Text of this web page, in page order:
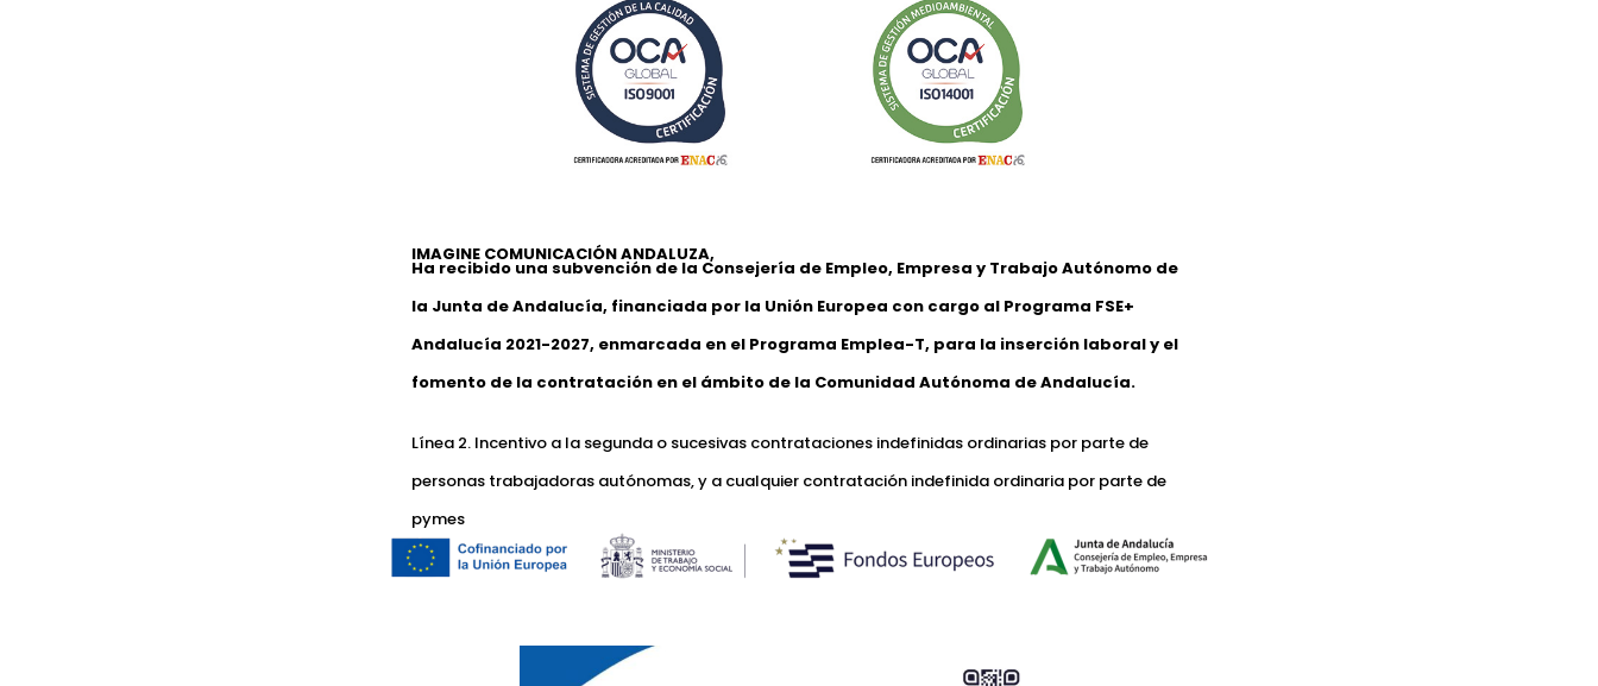
IMAGINE COMUNICACIÓN ANDALUZA,
Ha recibido una subvención de la Consejería de Empleo, Empresa y Trabajo Autónomo de
la Junta de Andalucía, financiada por la Unión Europea con cargo al Programa FSE+
Andalucía 2021-2027, enmarcada en el Programa Emplea-T, para la inserción laboral y el
fomento de la contratación en el ámbito de la Comunidad Autónoma de Andalucía.
Línea 2. Incentivo a la segunda o sucesivas contrataciones indefinidas ordinarias por parte de
personas trabajadoras autónomas, y a cualquier contratación indefinida ordinaria por parte de
pymes